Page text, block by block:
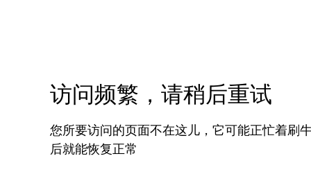
访问频繁，请稍后重试
您所要访问的页面不在这儿，它可能正忙着刷
后就能恢复正常